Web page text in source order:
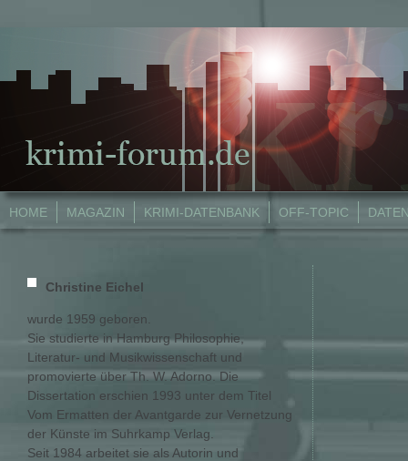
HOME MAGAZIN KRIMI-DATENBANK OFF-TOPIC
Christine Eichel
wurde 1959 geboren.
Sie studierte in Hamburg Philosophie,
Literatur- und Musikwissenschaft und
promovierte über Th. W. Adorno. Die
Dissertation erschien 1993 unter dem Titel
Vom Ermatten der Avantgarde zur Vernetzung
der Künste im Suhrkamp Verlag.
Seit 1984 arbeitet sie als Autorin und